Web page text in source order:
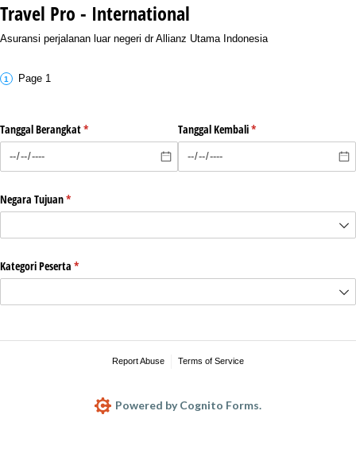
Travel Pro - International
Asuransi perjalanan luar negeri dr Allianz Utama Indonesia
Page 1
Tanggal Berangkat*
(required) Tanggal Kembali*
(required)
Negara Tujuan*
(required)
Kategori Peserta *
(required)
Report Abuse Terms of Service
Powered by Cognito Forms.